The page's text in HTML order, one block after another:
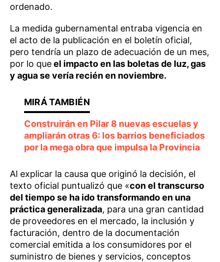
ordenado.
La medida gubernamental entraba vigencia en
el acto de la publicación en el boletín oficial,
pero tendría un plazo de adecuación de un mes,
por lo queel impacto en las boletas de luz, gas
y agua se vería recién en noviembre.
Construirán en Pilar 8 nuevas escuelas y
ampliarán otras 6: los barrios beneficiados
por la mega obra que impulsa la Provincia
Al explicar la causa que originó la decisión, el
texto oficial puntualizó que «con el transcurso
del tiempo se ha ido transformando en una
práctica generalizada, para una gran cantidad
de proveedores en el mercado, la inclusión y
facturación, dentro de la documentación
comercial emitida a los consumidores por el
suministro de bienes y servicios, conceptos